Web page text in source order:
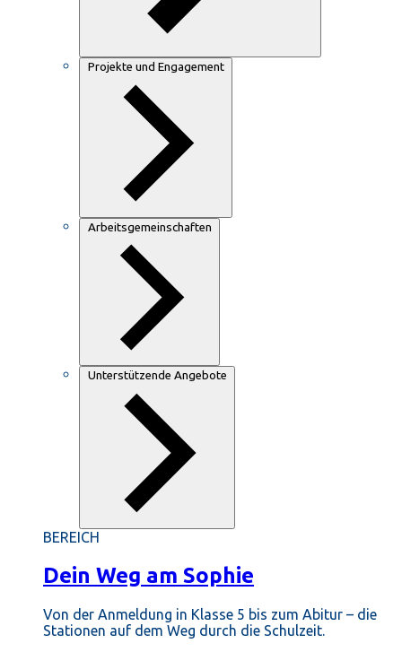
Projekte und Engagement
Arbeitsgemeinschaften
Unterstützende Angebote
BEREICH
Dein Weg am Sophie
Von der Anmeldung in Klasse 5 bis zum Abitur – die
Stationen auf dem Weg durch die Schulzeit.